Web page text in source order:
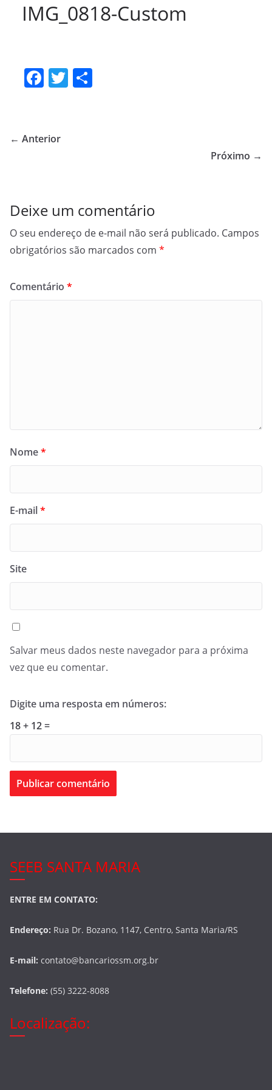
IMG_0818-Custom
F
e
k
T
← Anterior
Próximo →
Deixe um comentário
O seu endereço de e-mail não será publicado. Campos
obrigatórios são marcados com *
Comentário *
Nome*
E-mail*
Site
Salvar meus dados neste navegador para a próxima
vez que eu comentar.
Digite uma resposta em números:
18 + 12 =
SEEB SANTA MARIA
ENTRE EM CONTATO:
Endereço: Rua Dr. Bozano, 1147, Centro, Santa Maria/RS
E-mail: contato@bancariossm.org.br
Telefone: (55) 3222-8088
Localização: